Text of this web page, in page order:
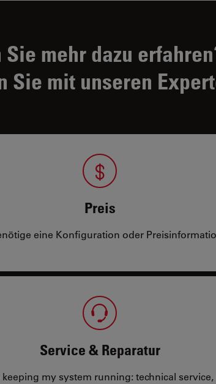
mehr dazu
Sie mit unseren
Preis
eine Konfiguration oder
Service & Reparatur
keeping my system running: technical